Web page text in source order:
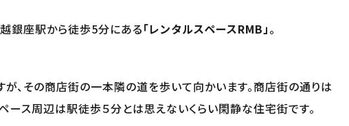
銀座駅から徒歩5分にある「レンタルスペースRMB」。
、その商店街の一本隣の道を歩いて向かいます。商店街の通りは
ース周辺は駅徒歩５分とは思えないくらい閑静な住宅街です。